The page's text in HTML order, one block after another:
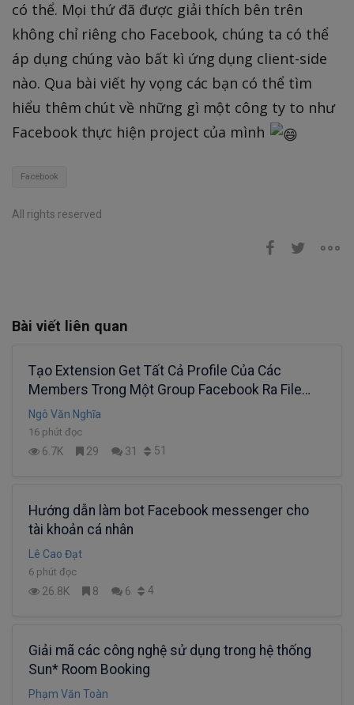
có thể. Mọi thứ đã được giải thích bên trên
không chỉ riêng cho Facebook, chúng ta có thể
áp dụng chúng vào bất kì ứng dụng client-side
nào. Qua bài viết hy vọng các bạn có thể tìm
hiểu thêm chút về những gì một công ty to như
Facebook thực hiện project của mình
Facebook
All rights reserved
Bài viết liên quan
Tạo Extension Get Tất Cả Profile Của Các
Members Trong Một Group Facebook Ra File
Excel
Ngô Văn Nghĩa
16 phút đọc
6.7K 29 31 51
Hướng dẫn làm bot Facebook messenger cho
tài khoản cá nhân
Lê Cao Đạt
6 phút đọc
26.8K 8 6 4
Giải mã các công nghệ sử dụng trong hệ thống
Sun* Room Booking
Phạm Văn Toàn